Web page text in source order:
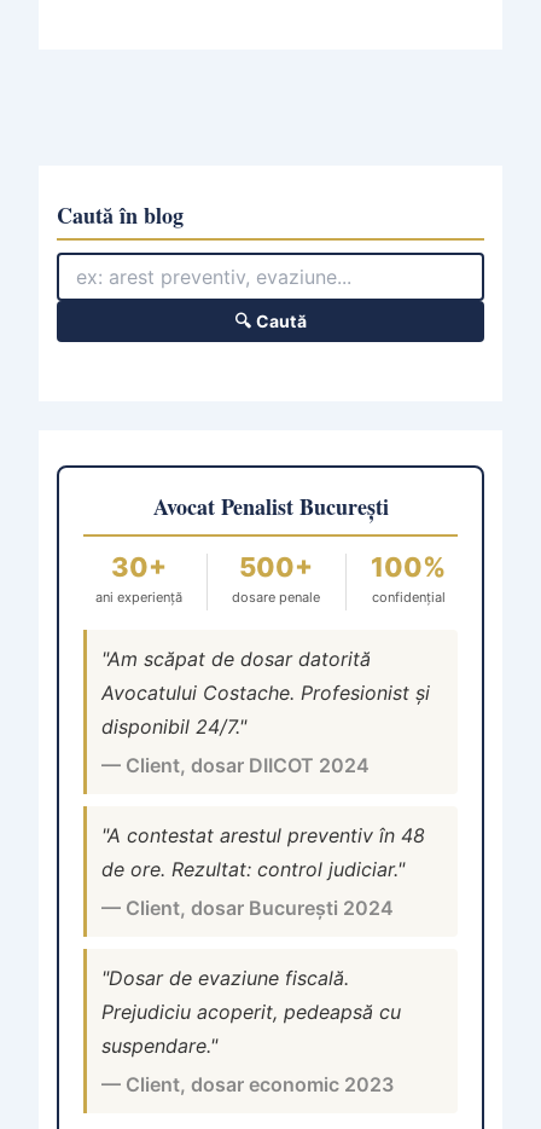
Caută în blog
🔍 Caută
Avocat Penalist București
30+
ani experiență
500+
dosare penale
100%
confidențial
"Am scăpat de dosar datorită
Avocatului Costache. Profesionist și
disponibil 24/7."
— Client, dosar DIICOT 2024
"A contestat arestul preventiv în 48
de ore. Rezultat: control judiciar."
— Client, dosar București 2024
"Dosar de evaziune fiscală.
Prejudiciu acoperit, pedeapsă cu
suspendare."
— Client, dosar economic 2023